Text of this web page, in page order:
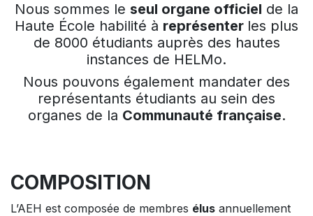
Nous sommes le seul organe officiel de la
Haute École habilité à représenter les plus
de 8000 étudiants auprès des hautes
instances de HELMo.
Nous pouvons également mandater des
représentants étudiants au sein des
organes de la Communauté française.
COMPOSITION
L’AEH est composée de membres élus annuellement